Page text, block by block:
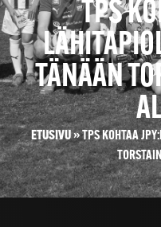
TPS
TÄNÄÄN
ETUSIVU»TPS KOHTAA